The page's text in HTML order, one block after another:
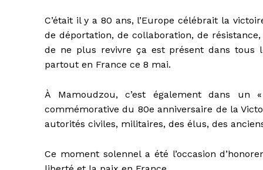
C’était il y a 80 ans, l’Europe célébrait la
de déportation, de collaboration, de
de ne plus revivre ça est présent dans tous
partout en France ce 8 mai.
À Mamoudzou, c’est également dans
commémorative du 80e anniversaire de la
autorités civiles, militaires, des élus, des
Ce moment solennel a été l’occasion